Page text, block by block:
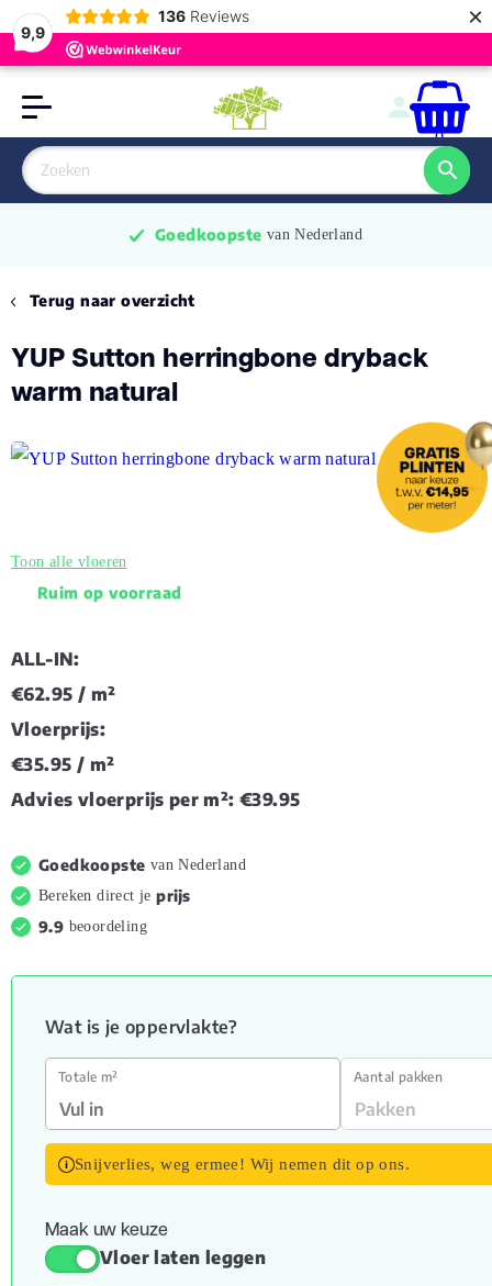
9,9
136 Reviews ×
0
Goedkoopste van Nederland
Terug naar overzicht
YUP Sutton herringbone dryback
warm natural
Toon alle vloeren
Ruim op voorraad
ALL-IN:
€62.95 / m²
Vloerprijs:
€35.95 / m²
Advies vloerprijs per m²: €39.95
Goedkoopste van Nederland
Bereken direct jeprijs
9.9 beoordeling
Wat is je oppervlakte?
Totale m² Aantal pakken
Snijverlies, weg ermee! Wij nemen dit op ons.
Maak uw keuze
Vloer laten leggen